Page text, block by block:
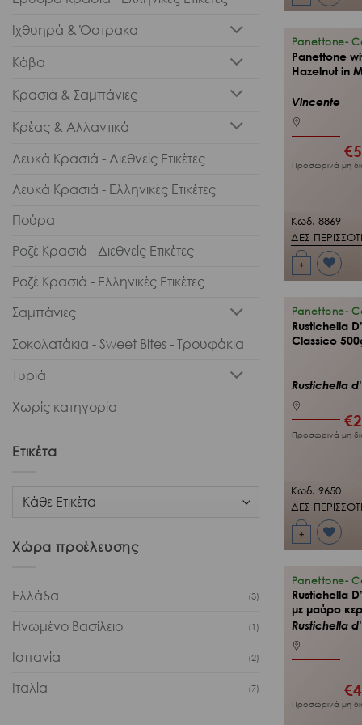
Ιχθυηρά & Όστρακα
Κάβα
Κρασιά & Σαμπάνιες
Κρέας & Αλλαντικά
Λευκά Κρασιά - Διεθνείς Ετικέτες
Λευκά Κρασιά - Ελληνικές Ετικέτες
Πούρα
Ροζέ Κρασιά - Διεθνείς Ετικέτες
Ροζέ Κρασιά - Ελληνικές Ετικέτες
Σαμπάνιες
Σοκολατάκια - Sweet Bites - Τρουφάκια
Τυριά
Χωρίς κατηγορία
Ετικέτα
Χώρα προέλευσης
Ελλάδα (3)
Ηνωμένο Βασίλειο (1)
Ισπανία (2)
Ιταλία (7)
Προσθήκη
μου
Προσθήκη
μου
+
Κωδ. 8869
ΔΕΣ
Panettone-
Panettone
Hazelnut in
Vincente
€
Προσωρινά μη
Προσθήκη
μου
+
Κωδ. 9650
ΔΕΣ
Panettone-
Rustichella
Classico
Rustichella
€
Προσωρινά μη
Panettone-
Rustichella
με μαύρο
Rustichella
€
Προσωρινά μη